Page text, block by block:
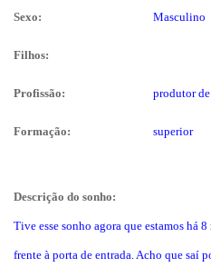
Sexo: Masculino
Filhos:
Profissão: produtor
Formação: superior
Descrição do sonho:
Tive esse sonho agora que estamos há
frente à porta de entrada. Acho que saí